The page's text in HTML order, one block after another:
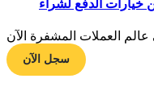
مرشد
سجل الآن